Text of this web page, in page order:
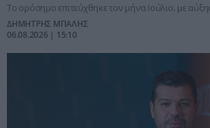
Το ορόσημο επιτεύχθηκε τον μήνα Ιούλιο, με
ΔΗΜΗΤΡΗΣ ΜΠΑΛΗΣ
06.08.2026 | 15:10